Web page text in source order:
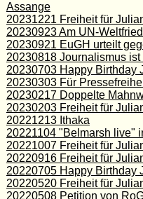
Assange
20231221 Freiheit für
20230923 Am UN-
20230921 EuGH urteilt
20230818 Journalismus
20230703 Happy Birthday
20230303 Für
20230217 Doppelte
20230203 Freiheit für
20221213 Ithaka
20221104 "Belmarsh live"
20221007 Freiheit für
20220916 Freiheit für
20220705 Happy Birthday
20220520 Freiheit für
20220508 Petition von